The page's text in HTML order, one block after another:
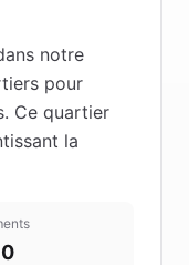
notre
pour
. Ce quartier
la